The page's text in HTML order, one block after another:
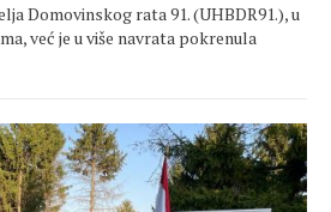
Domovinskog rata 91. (UHBDR91.), u
već je u više navrata pokrenula